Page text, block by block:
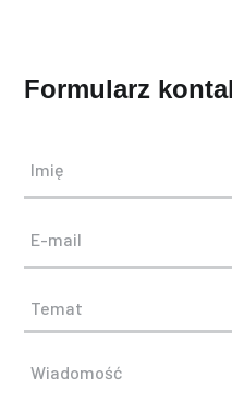
Formularz
Imię
E-mail
Temat
Wiadomość